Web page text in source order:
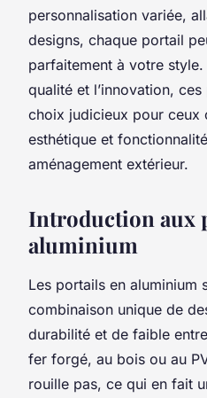
personnalisation variée,
designs, chaque portail
parfaitement à votre
qualité et l’innovation,
choix judicieux pour ceux
esthétique et
aménagement extérieur.
Introduction aux
aluminium
Les portails en aluminium
combinaison unique de
durabilité et de faible
fer forgé, au bois ou au
rouille pas, ce qui en fait